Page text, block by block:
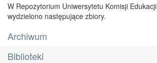
W Repozytorium Uniwersytetu Komisji
wydzielono następujące zbiory.
Archiwum
Biblioteki